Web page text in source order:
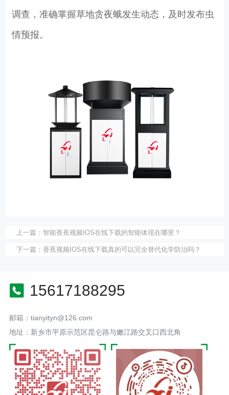
调查，准确掌握草地贪夜蛾发生动态，及时发布虫
情预报。
上一篇： 智能香蕉视频IOS在线下载的智能体现在哪里？
下一篇： 香蕉视频IOS在线下载真的可以完全替代化学防治吗？
15617188295
邮箱：tianyityn@126.com
地址：新乡市平原示范区昆仑路与嫩江路交叉口西北角